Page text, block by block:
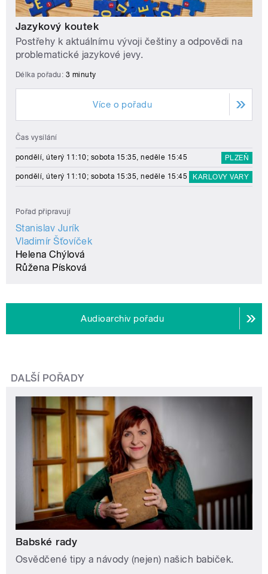
Jazykový koutek
Postřehy k aktuálnímu vývoji češtiny a odpovědi na
problematické jazykové jevy.
Délka pořadu: 3 minuty
Více o pořadu
Čas vysílání
pondělí, úterý 11:10; sobota 15:35, neděle 15:45 PLZEŇ
pondělí, úterý 11:10; sobota 15:35, neděle 15:45 KARLOVY VARY
Pořad připravují
Stanislav Jurík
Vladimír Šťovíček
Helena Chýlová
Růžena Písková
Audioarchiv pořadu
DALŠÍ POŘADY
Babské rady
Osvědčené tipy a návody (nejen) našich babiček.